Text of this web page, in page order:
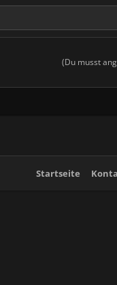
(Du musst
Startseite